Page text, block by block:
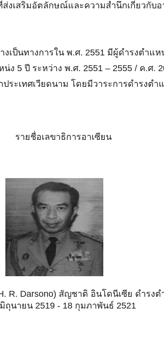
งเสริมอัตลักษณ์และความสำนึกเกี่ยวกับ
นทางการใน พ.ศ. 2551 มีผู้ดำรงตำแห
5 ปี ระหว่าง พ.ศ. 2551 – 2555 / ค.ศ.
ระเทศเวียดนาม โดยมีวาระการดำรงต
รายชื่อเลขาธิการอาเซียน
R. Darsono) สัญชาติ อินโดนีเซีย ดำรงต
ถุนายน 2519 - 18 กุมภาพันธ์ 2521